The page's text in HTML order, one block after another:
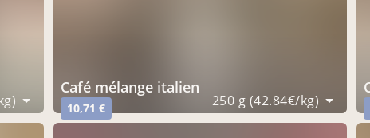
café mélange italien
10,71 € 250 g (42.84€/kg)